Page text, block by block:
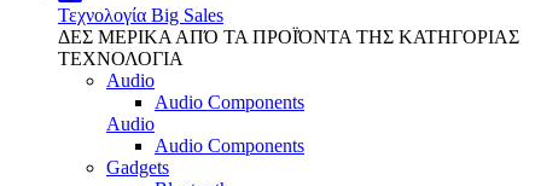
Τεχνολογία Big Sales
ΔΕΣ ΜΕΡΙΚΑ ΑΠΌ ΤΑ ΠΡΟΪΌΝΤΑ ΤΗΣ ΚΑΤΗΓΟΡΙΑΣ
ΤΕΧΝΟΛΟΓΙΑ
Audio
Audio Components
Audio
Audio Components
Gadgets